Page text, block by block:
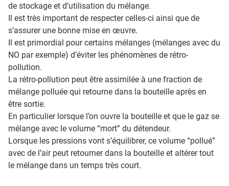
de stockage et d’utilisation du mélange.
Il est très important de respecter celles-ci ainsi que de
s’assurer une bonne mise en œuvre.
Il est primordial pour certains mélanges (mélanges avec du
NO par exemple) d’éviter les phénomènes de rétro-
pollution.
La rétro-pollution peut être assimilée à une fraction de
mélange polluée qui retourne dans la bouteille après en
être sortie.
En particulier lorsque l’on ouvre la bouteille et que le gaz se
mélange avec le volume “mort” du détendeur.
Lorsque les pressions vont s’équilibrer, ce volume “pollué”
avec de l’air peut retourner dans la bouteille et altérer tout
le mélange dans un temps très court.